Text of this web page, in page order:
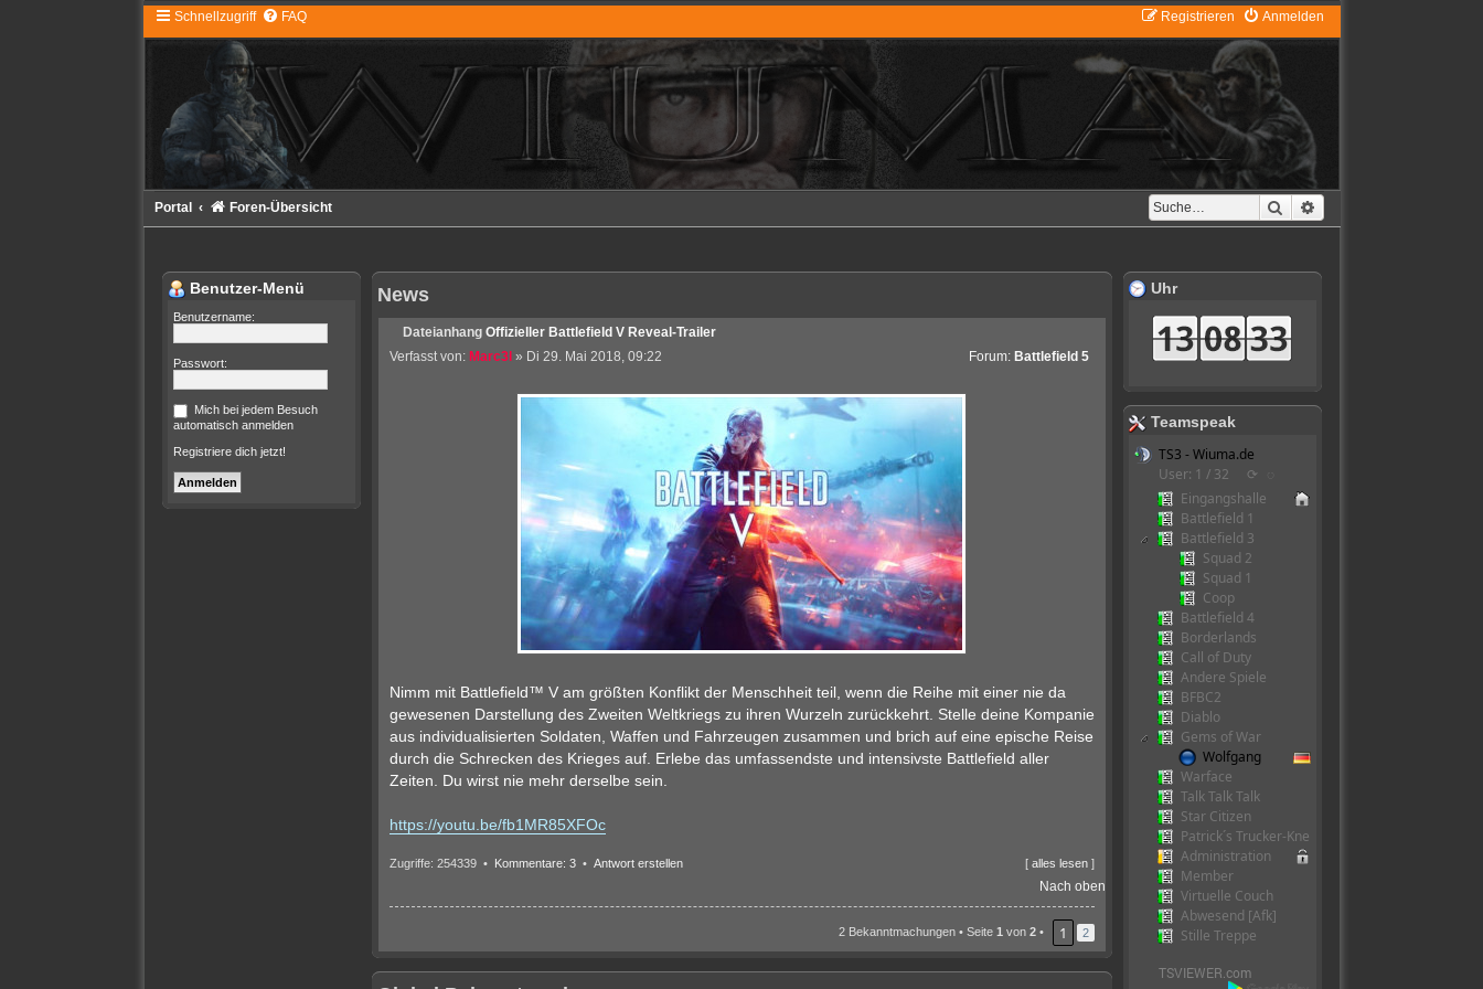
Schnellzugriff FAQ Anmelden
Registrieren
Suche
Portal Foren-Übersicht
News
Dateianhang Offizieller Battlefield V Reveal-Trailer
Verfasst von: Marc3l » Di 29. Mai 2018, 09:22 Forum: Battlefield 5
Nimm mit Battlefield™ V am größten Konflikt der Menschheit teil, wenn die Reihe mit einer nie da
gewesenen Darstellung des Zweiten Weltkriegs zu ihren Wurzeln zurückkehrt. Stelle deine Kompanie
aus individualisierten Soldaten, Waffen und Fahrzeugen zusammen und brich auf eine epische Reise
durch die Schrecken des Krieges auf. Erlebe das umfassendste und intensivste Battlefield aller
Zeiten. Du wirst nie mehr derselbe sein.
https://youtu.be/fb1MR85XFOc
Zugriffe: 254339 • Kommentare: 3• Antwort erstellen [ alles lesen]
Nach oben
2 Bekanntmachungen • Seite 1 von 2• 1 2
Benutzer-Menü
Benutzername:
Passwort:
Mich bei jedem Besuch
automatisch anmelden
Registriere dich jetzt!
Uhr
Teamspeak
TS3 - Wiuma.de
User: 1 / 32
⟳
Eingangshalle
Battlefield 1
Battlefield 3
Squad 2
Squad 1
Coop
Battlefield 4
Borderlands
Call of Duty
Andere Spiele
BFBC2
Diablo
Gems of War
Wolfgang
Warface
Talk Talk Talk
Star Citizen
Patrick´s Trucker-Kneipe
Administration
Member
Virtuelle Couch
Abwesend [Afk]
Stille Treppe